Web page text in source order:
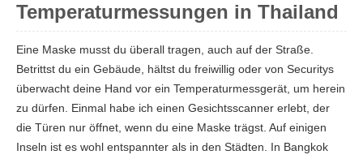
Temperaturmessungen in Thailand
Eine Maske musst du überall tragen, auch auf der Straße.
Betrittst du ein Gebäude, hältst du freiwillig oder von Securitys
überwacht deine Hand vor ein Temperaturmessgerät, um herein
zu dürfen. Einmal habe ich einen Gesichtsscanner erlebt, der
die Türen nur öffnet, wenn du eine Maske trägst. Auf einigen
Inseln ist es wohl entspannter als in den Städten. In Bangkok